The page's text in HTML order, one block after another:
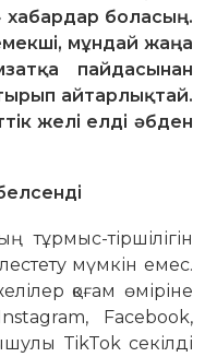
хабардар боласың.
мұндай жаңа
пайдасынан
айтарлықтай.
желі елді әбден
тұрмыс-тіршілігін
мүмкін емес.
қоғам өміріне
Facebook,
TikTok се­кілді